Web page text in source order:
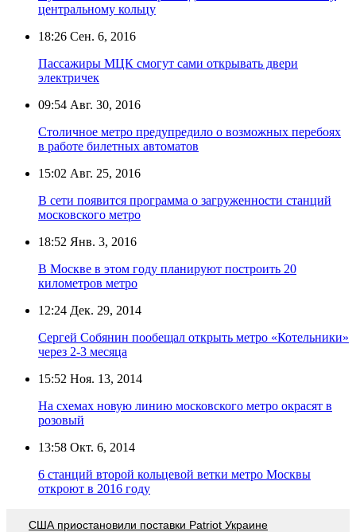
центральному кольцу
18:26 Сен. 6, 2016
Пассажиры МЦК смогут сами открывать двери
электричек
09:54 Авг. 30, 2016
Столичное метро предупредило о возможных перебоях
в работе билетных автоматов
15:02 Авг. 25, 2016
В сети появится программа о загруженности станций
московского метро
18:52 Янв. 3, 2016
В Москве в этом году планируют построить 20
километров метро
12:24 Дек. 29, 2014
Сергей Собянин пообещал открыть метро «Котельники»
через 2-3 месяца
15:52 Ноя. 13, 2014
На схемах новую линию московского метро окрасят в
розовый
13:58 Окт. 6, 2014
6 станций второй кольцевой ветки метро Москвы
откроют в 2016 году
США приостановили поставки Patriot Украине